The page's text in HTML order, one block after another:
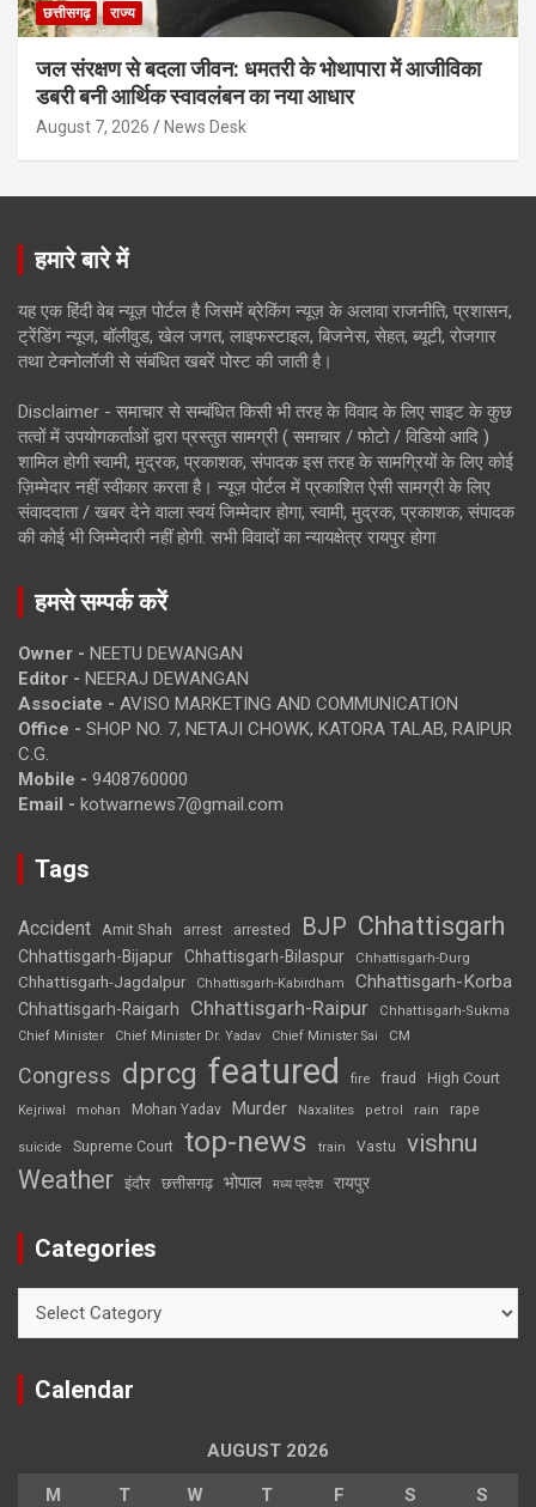
छत्तीसगढ़ राज्य
जल संरक्षण से बदला जीवन: धमतरी के भोथापारा में आजीविका
डबरी बनी आर्थिक स्वावलंबन का नया आधार
August 7, 2026 News Desk
हमारे बारे में
यह एक हिंदी वेब न्यूज़ पोर्टल है जिसमें ब्रेकिंग न्यूज़ के अलावा राजनीति, प्रशासन,
ट्रेंडिंग न्यूज, बॉलीवुड, खेल जगत, लाइफस्टाइल, बिजनेस, सेहत, ब्यूटी, रोजगार
तथा टेक्नोलॉजी से संबंधित खबरें पोस्ट की जाती है।
Disclaimer - समाचार से सम्बंधित किसी भी तरह के विवाद के लिए साइट के कुछ
तत्वों में उपयोगकर्ताओं द्वारा प्रस्तुत सामग्री ( समाचार / फोटो / विडियो आदि )
शामिल होगी स्वामी, मुद्रक, प्रकाशक, संपादक इस तरह के सामग्रियों के लिए कोई
ज़िम्मेदार नहीं स्वीकार करता है। न्यूज़ पोर्टल में प्रकाशित ऐसी सामग्री के लिए
संवाददाता / खबर देने वाला स्वयं जिम्मेदार होगा, स्वामी, मुद्रक, प्रकाशक, संपादक
की कोई भी जिम्मेदारी नहीं होगी. सभी विवादों का न्यायक्षेत्र रायपुर होगा
हमसे सम्पर्क करें
Owner - NEETU DEWANGAN
Editor - NEERAJ DEWANGAN
Associate - AVISO MARKETING AND COMMUNICATION
Office - SHOP NO. 7, NETAJI CHOWK, KATORA TALAB, RAIPUR
C.G.
Mobile - 9408760000
Email - kotwarnews7@gmail.com
Tags
Accident Amit Shah arrest arrested BJP Chhattisgarh
Chhattisgarh-Bijapur Chhattisgarh-Bilaspur Chhattisgarh-Durg
Chhattisgarh-Jagdalpur Chhattisgarh-Kabirdham Chhattisgarh-Korba
Chhattisgarh-Raigarh Chhattisgarh-Raipur
Chhattisgarh-Sukma
Chief Minister
Chief Minister Dr. Yadav Chief Minister Sai CM
Congress dprcg featured fire fraud High Court
Kejriwal mohan Mohan Yadav Murder Naxalites petrol rain rape
suicide Supreme Court top-news train Vastu vishnu
Weather इंदौर छत्तीसगढ़ भोपाल मध्य प्रदेश रायपुर
Categories
Calendar
AUGUST 2026
M T W T F S S